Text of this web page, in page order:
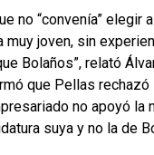
no “convenía” elegir
muy joven, sin
Bolaños”, relató
que Pellas rechazó
no apoyó la
suya y no la de